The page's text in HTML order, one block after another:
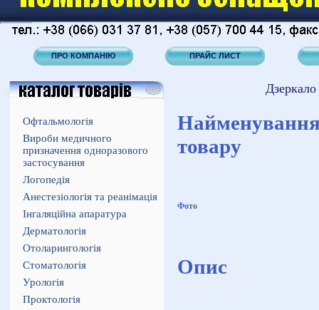
ПРО КОМПАНІЮ ПРАЙС ЛИСТ
Офтальмологія
Вироби медичного
призначення одноразового
застосування
Логопедія
Анестезіологія та реанімація
Інгаляційна апаратура
Дерматологія
Отоларингологія
Стоматологія
Урологія
Проктологія
Дзеркало
товару
Фото
Опис